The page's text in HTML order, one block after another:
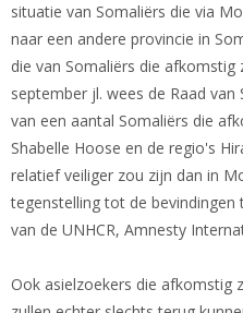
situatie van Somaliërs die via
naar een andere provincie in
die van Somaliërs die
september jl. wees de Raad
van een aantal Somaliërs die
Shabelle Hoose en de regio's
relatief veiliger zou zijn dan in
tegenstelling tot de bevindingen
van de UNHCR, Amnesty
Ook asielzoekers die afkomstig